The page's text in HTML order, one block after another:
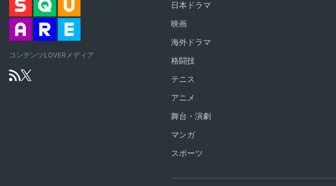
コンテンツLOVERメディア
日本ドラマ
映画
海外ドラマ
格闘技
テニス
アニメ
舞台・演劇
マンガ
スポーツ